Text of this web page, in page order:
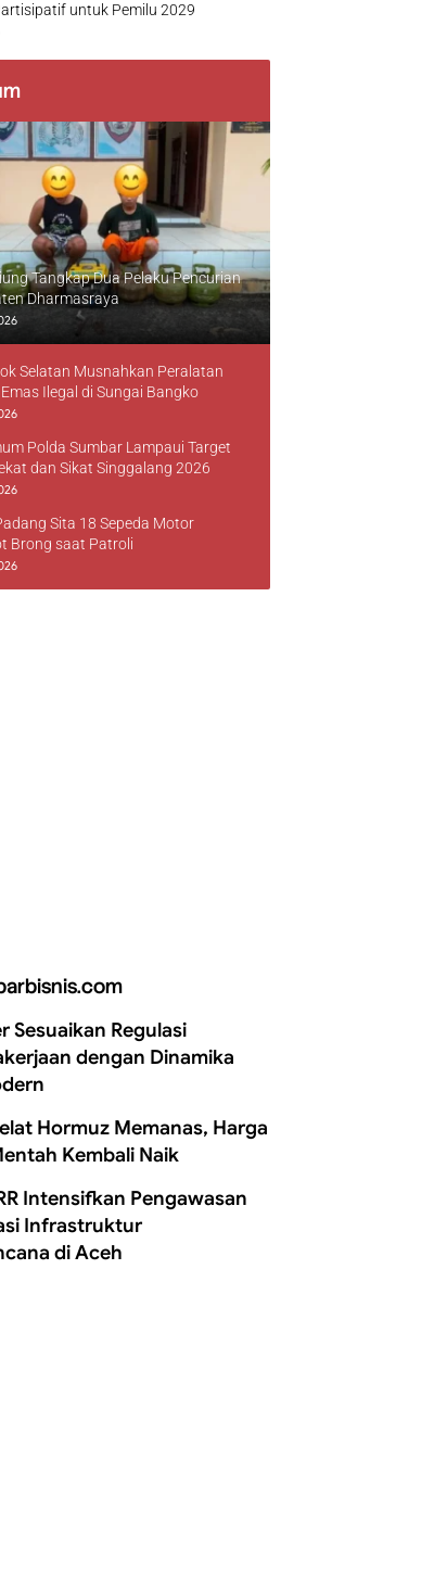
untuk Pemilu 2029
Tangkap Dua Pelaku Pencurian
Dharmasraya
Selatan Musnahkan Peralatan
Ilegal di Sungai Bangko
Polda Sumbar Lampaui Target
dan Sikat Singgalang 2026
Sita 18 Sepeda Motor
Brong saat Patroli
Sesuaikan Regulasi
dengan Dinamika
Hormuz Memanas, Harga
Kembali Naik
Intensifkan Pengawasan
Infrastruktur
di Aceh